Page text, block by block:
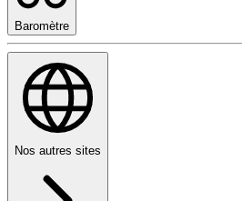
Baromètre
Nos autres sites